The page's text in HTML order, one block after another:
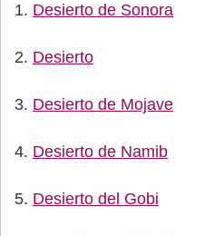
Desierto de Sonora
Desierto
Desierto de Mojave
Desierto de Namib
Desierto del Gobi